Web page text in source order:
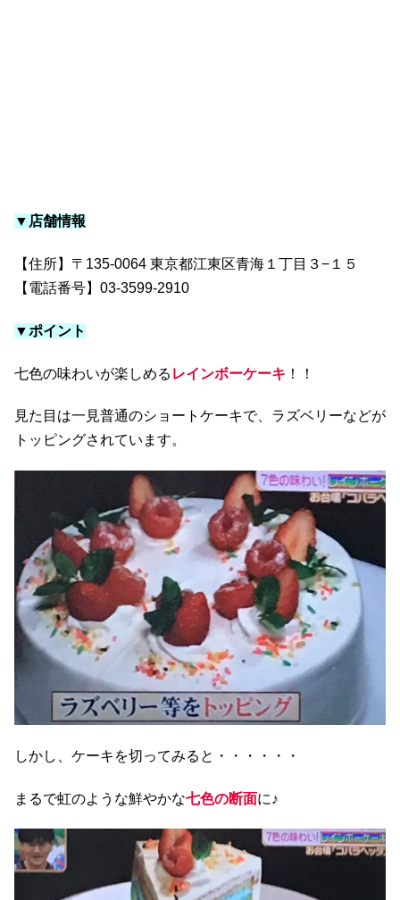
▼店舗情報
【住所】〒135-0064 東京都江東区青海１丁目３−１５
【電話番号】03-3599-2910
▼ポイント
七色の味わいが楽しめる レインボーケーキ ！！
見た目は一見普通のショートケーキで、ラズベリーなどが
トッピングされています。
しかし、ケーキを切ってみると・・・・・・
まるで虹のような鮮やかな七色の断面に♪